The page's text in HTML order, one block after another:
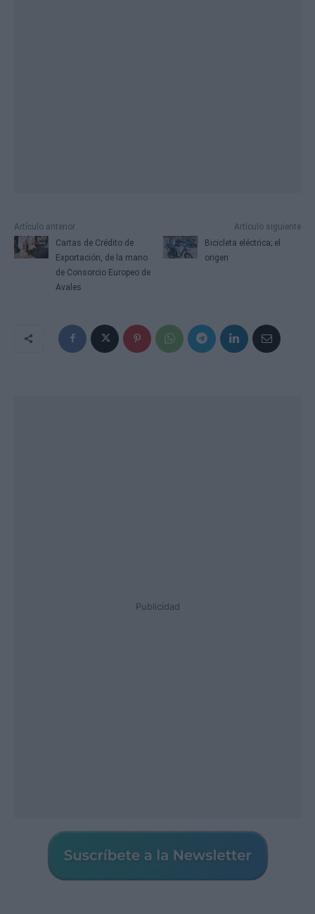
Artículo anterior
Cartas de Crédito de
Exportación, de la mano
de Consorcio Europeo de
Avales
Artículo siguiente
Bicicleta eléctrica; el
origen
Publicidad